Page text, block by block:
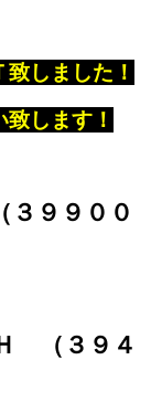
しました！
します！
９９００
（３９４